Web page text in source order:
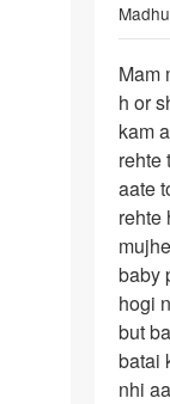
Madhu
Mam
meri
shaadi
ko
1year
ho
Mam
h or
kam
rehte
aate
rehte
baby
hogi
but
batai
nhi